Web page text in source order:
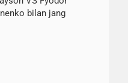
bilan jang